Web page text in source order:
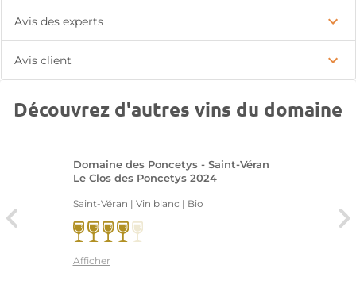
Avis des experts
Avis client
Découvrez d'autres vins du domaine
Domaine des Poncetys - Saint-Véran
Le Clos des Poncetys 2024
Saint-Véran | Vin blanc | Bio
Afficher